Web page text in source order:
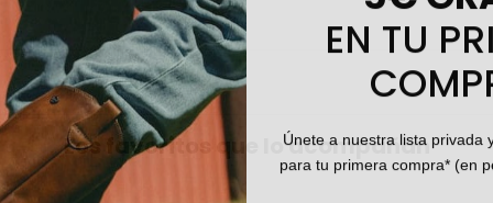
Los favoritos que lo acompañan
EN TU
Únete a nuestra lista privada
para tu primera compra* (en